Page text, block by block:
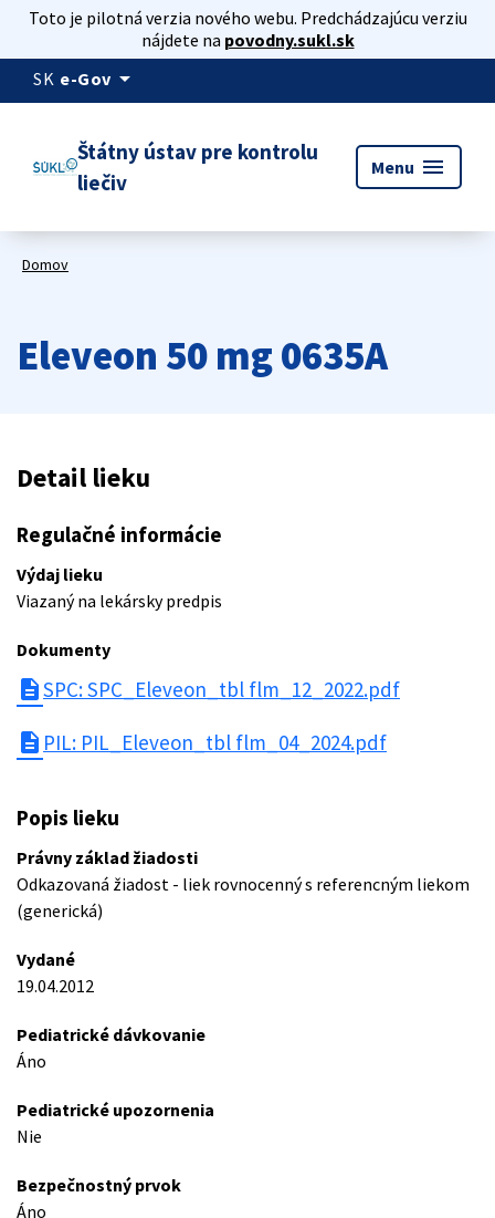
Toto je pilotná verzia nového webu. Predchádzajúcu verziu
nájdete na povodny.sukl.sk
SK e-Gov arrow_drop_down
Štátny ústav pre kontrolu
liečiv
Menu menu
Domov
Eleveon 50 mg 0635A
Detail lieku
Regulačné informácie
Výdaj lieku
Viazaný na lekársky predpis
Dokumenty
descriptionSPC: SPC_Eleveon_tbl flm_12_2022.pdf
description PIL: PIL_Eleveon_tbl flm_04_2024.pdf
Popis lieku
Právny základ žiadosti
Odkazovaná žiadost - liek rovnocenný s referencným liekom
(generická)
Vydané
19.04.2012
Pediatrické dávkovanie
Áno
Pediatrické upozornenia
Nie
Bezpečnostný prvok
Áno